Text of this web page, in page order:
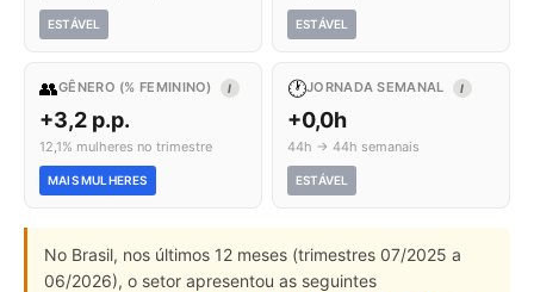
ESTÁVEL ESTÁVEL
👥GÊNERO (% FEMININO) I
+3,2 p.p.
12,1% mulheres no trimestre
MAIS MULHERES
🕐JORNADA SEMANAL I
+0,0h
44h → 44h semanais
ESTÁVEL
No Brasil, nos últimos 12 meses (trimestres 07/2025 a
06/2026), o setor apresentou as seguintes